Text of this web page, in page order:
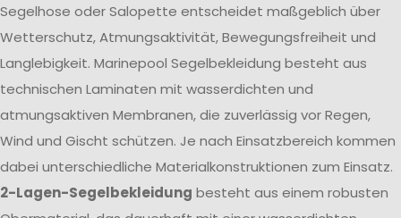
Segelhose oder Salopette entscheidet maßgeblich über
Wetterschutz, Atmungsaktivität, Bewegungsfreiheit und
Langlebigkeit. Marinepool Segelbekleidung besteht aus
technischen Laminaten mit wasserdichten und
atmungsaktiven Membranen, die zuverlässig vor Regen,
Wind und Gischt schützen. Je nach Einsatzbereich kommen
dabei unterschiedliche Materialkonstruktionen zum Einsatz.
2-Lagen-Segelbekleidung besteht aus einem robusten